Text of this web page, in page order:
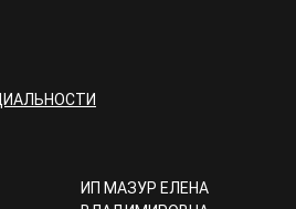
ИП МАЗУР ЕЛЕНА